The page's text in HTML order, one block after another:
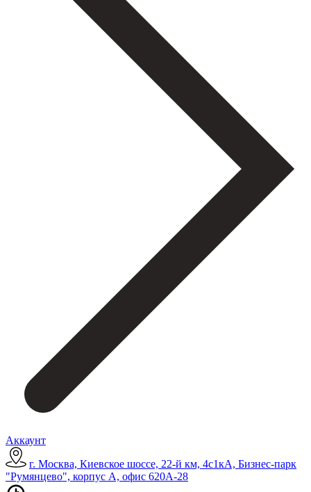
Аккаунт
г. Москва, Киевское шоссе, 22-й км, 4с1кА, Бизнес-парк
"Румянцево", корпус А, офис 620А-28